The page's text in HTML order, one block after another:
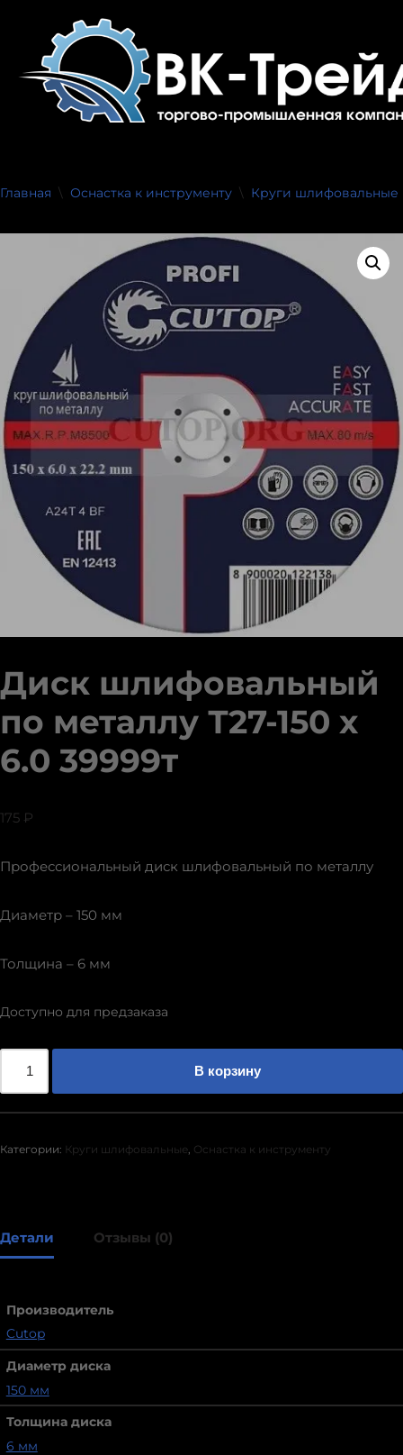
Перейти
содержимому
Главная \ Оснастка к инструменту \ Круги шлифовальные
Диск шлифовальный
по металлу Т27-150 х
6.0 39999т
175 ₽
Профессиональный диск шлифовальный по металлу
Диаметр – 150 мм
Толщина – 6 мм
Доступно для предзаказа
В корзину
Категории: Круги шлифовальные Оснастка к инструменту
Детали Отзывы (0)
Производитель
Cutop
Диаметр диска
150 мм
Толщина диска
6 мм